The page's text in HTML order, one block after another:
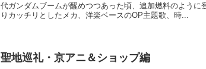
代ガンダムブームが醒めつつあった頃、追加燃料のように
りカッチリとしたメカ、洋楽ベースのOP主題歌、時...
聖地巡礼・京アニ＆ショップ編